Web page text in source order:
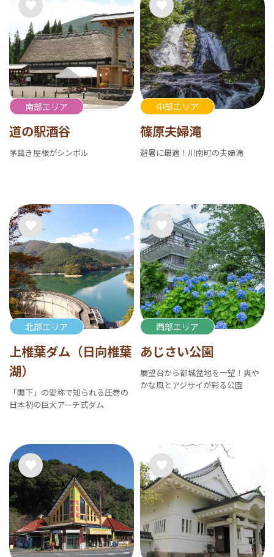
南部エリア
道の駅酒谷
茅葺き屋根がシンボル
中部エリア
篠原夫婦滝
避暑に最適！川南町の夫婦滝
北部エリア
上椎葉ダム（日向椎葉
湖）
「閣下」の愛称で知られる圧巻の
日本初の巨大アーチ式ダム
西部エリア
あじさい公園
展望台から都城盆地を一望！爽や
かな風とアジサイが彩る公園